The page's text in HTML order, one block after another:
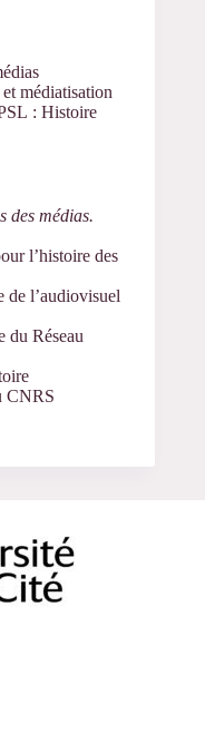
médiatisation
: Histoire
des médias.
l’histoire des
de l’audiovisuel
du Réseau
CNRS